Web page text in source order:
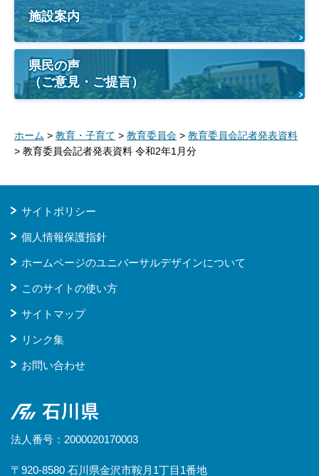
施設案内
県民の声
（ご意見・ご提言）
ホーム > 教育・子育て > 教育委員会 > 教育委員会記者発表資料
> 教育委員会記者発表資料 令和2年1月分
サイトポリシー
個人情報保護指針
ホームページのユニバーサルデザインについて
このサイトの使い方
サイトマップ
リンク集
お問い合わせ
石川県
法人番号：2000020170003
〒920-8580 石川県金沢市鞍月1丁目1番地